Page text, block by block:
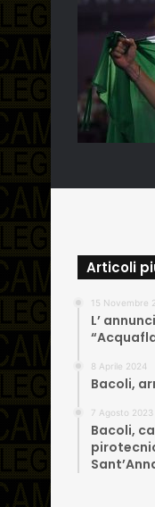
Articoli
15 Novembre
L’
8 Aprile 2024
Bacoli,
7 Agosto 2023
Bacoli,